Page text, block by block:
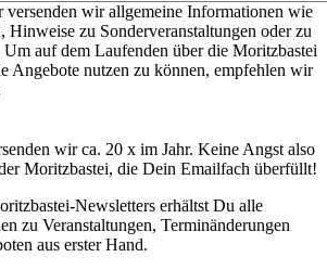
versenden wir allgemeine Informationen wie
Hinweise zu Sonderveranstaltungen oder zu
auf dem Laufenden über die Moritzbastei
Angebote nutzen zu können, empfehlen wir
wir ca. 20 x im Jahr. Keine Angst also
Moritzbastei, die Dein Emailfach überfüllt!
Newsletters erhältst Du alle
zu Veranstaltungen, Terminänderungen
aus erster Hand.